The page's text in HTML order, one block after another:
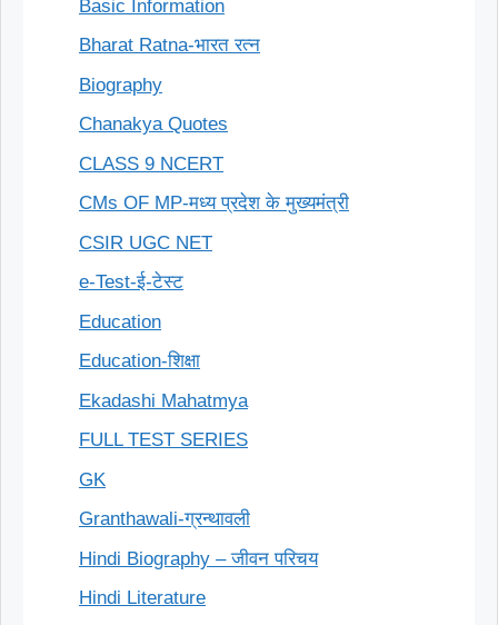
Basic Information
Bharat Ratna-भारत रत्न
Biography
Chanakya Quotes
CLASS 9 NCERT
CMs OF MP-मध्य प्रदेश के मुख्यमंत्री
CSIR UGC NET
e-Test-ई-टेस्ट
Education
Education-शिक्षा
Ekadashi Mahatmya
FULL TEST SERIES
GK
Granthawali-ग्रन्थावली
Hindi Biography – जीवन परिचय
Hindi Literature